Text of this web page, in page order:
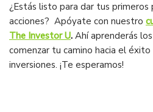
¿Estás listo para dar tus primeros
acciones? Apóyate con nuestro
The Investor U. Ahí aprenderás
comenzar tu camino hacia el
inversiones. ¡Te esperamos!